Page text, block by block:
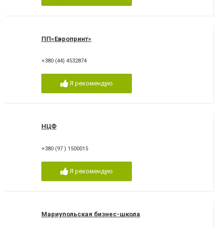
ПП«Европринт»
+380 (44) 4532874
Я рекомендую
НЦФ
+380 (97 ) 1500015
Я рекомендую
Мариупольская бизнес-школа